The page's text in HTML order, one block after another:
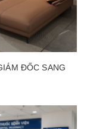
ĐỐC SANG